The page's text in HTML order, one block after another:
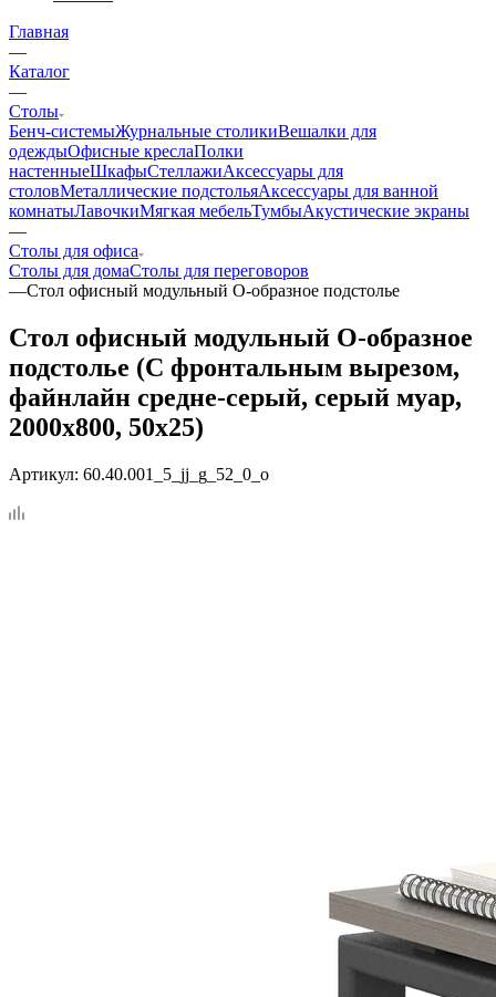
Главная
—
Каталог
—
Столы
Бенч-системыЖурнальные столикиВешалки для
одеждыОфисные креслаПолки
настенныеШкафыСтеллажиАксессуары для
столовМеталлические подстольяАксессуары для ванной
комнатыЛавочкиМягкая мебельТумбыАкустические экраны
—
Столы для офиса
Столы для домаСтолы для переговоров
—Стол офисный модульный О-образное подстолье
Стол офисный модульный О-образное
подстолье (С фронтальным вырезом,
файнлайн средне-серый, серый муар,
2000x800, 50x25)
Артикул: 60.40.001_5_jj_g_52_0_o